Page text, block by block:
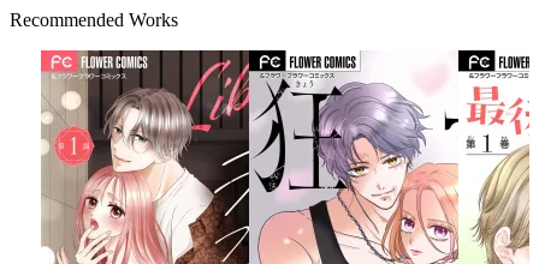
Recommended Works